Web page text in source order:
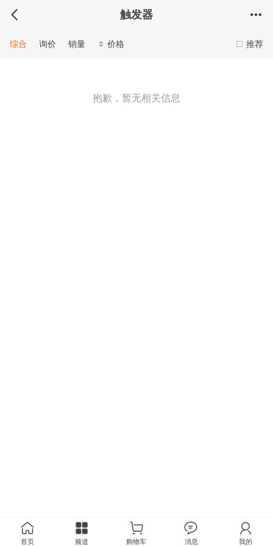
触发器
推荐
综合 询价 销量 价格
抱歉，暂无相关信息
首页 频道 购物车 消息 我的